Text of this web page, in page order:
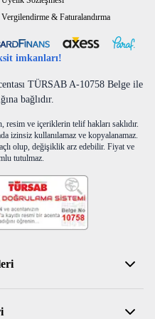
kez görevliler tarafından
edilmemektedir. Villa
ve hazırlanmış olarak
temizlenmektedir.
süresi 3 gecedir. 7
ekstra 5000 TL temizlik
Vergilendirme & Faturalandırma
imkanları!
TÜRSAB A-10758 Belge ile
bağlıdır.
ve içeriklerin telif hakları saklıdır.
izinsiz kullanılamaz ve kopyalanamaz.
olup, değişiklik arz edebilir. Fiyat ve
tutulmaz.